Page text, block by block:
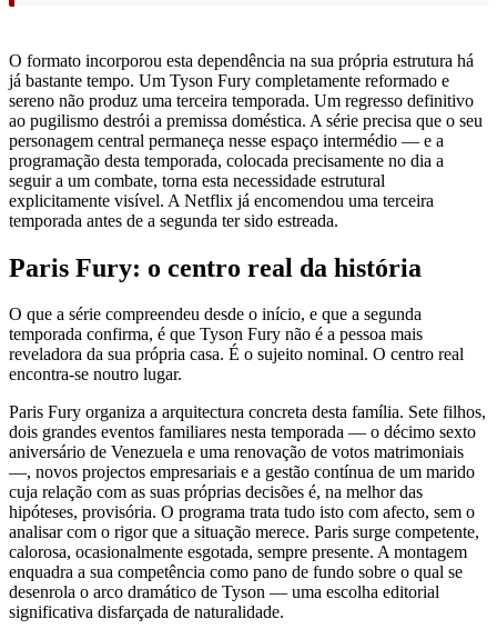
O formato incorporou esta dependência na sua própria estrutura há
já bastante tempo. Um Tyson Fury completamente reformado e
sereno não produz uma terceira temporada. Um regresso definitivo
ao pugilismo destrói a premissa doméstica. A série precisa que o seu
personagem central permaneça nesse espaço intermédio — e a
programação desta temporada, colocada precisamente no dia a
seguir a um combate, torna esta necessidade estrutural
explicitamente visível. A Netflix já encomendou uma terceira
temporada antes de a segunda ter sido estreada.
Paris Fury: o centro real da história
O que a série compreendeu desde o início, e que a segunda
temporada confirma, é que Tyson Fury não é a pessoa mais
reveladora da sua própria casa. É o sujeito nominal. O centro real
encontra-se noutro lugar.
Paris Fury organiza a arquitectura concreta desta família. Sete filhos,
dois grandes eventos familiares nesta temporada — o décimo sexto
aniversário de Venezuela e uma renovação de votos matrimoniais
—, novos projectos empresariais e a gestão contínua de um marido
cuja relação com as suas próprias decisões é, na melhor das
hipóteses, provisória. O programa trata tudo isto com afecto, sem o
analisar com o rigor que a situação merece. Paris surge competente,
calorosa, ocasionalmente esgotada, sempre presente. A montagem
enquadra a sua competência como pano de fundo sobre o qual se
desenrola o arco dramático de Tyson — uma escolha editorial
significativa disfarçada de naturalidade.